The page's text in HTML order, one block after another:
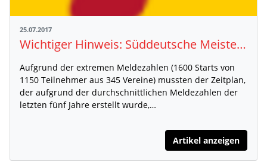
25.07.2017
Wichtiger Hinweis: Süddeutsche Meisterschaften U23 / U16
Aufgrund der extremen Meldezahlen (1600 Starts von
1150 Teilnehmer aus 345 Vereine) mussten der Zeitplan,
der aufgrund der durchschnittlichen Meldezahlen der
letzten fünf Jahre erstellt wurde,…
Artikel anzeigen